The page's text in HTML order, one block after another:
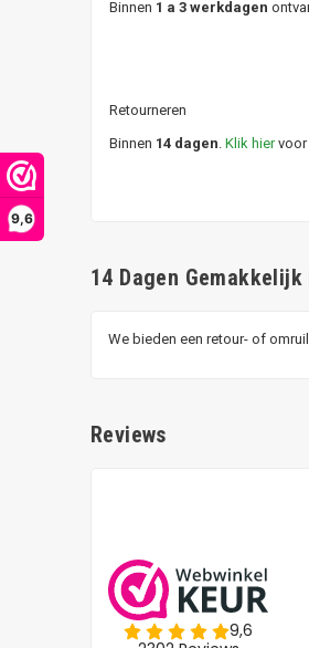
9,6
Binnen 1 a 3 werkdagen
Retourneren
Binnen 14 dagen. Klik hiervoor
14 Dagen
We bieden een retour- of
Reviews